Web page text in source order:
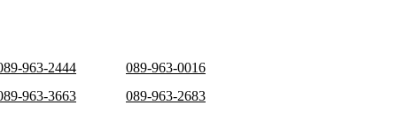
963-2444
089-963-0016
963-3663
089-963-2683